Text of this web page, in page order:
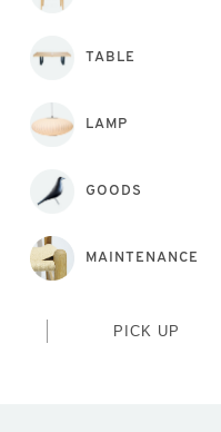
TABLE
LAMP
GOODS
MAINTENANCE
PICK UP